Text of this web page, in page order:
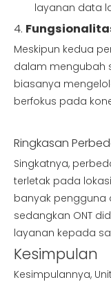
layanan data
4.
Meskipun kedua
dalam mengubah
biasanya
berfokus pada
Ringkasan
Singkatnya,
terletak pada
banyak pengguna
sedangkan ONT
layanan kepada
Kesimpulan
Kesimpulannya,